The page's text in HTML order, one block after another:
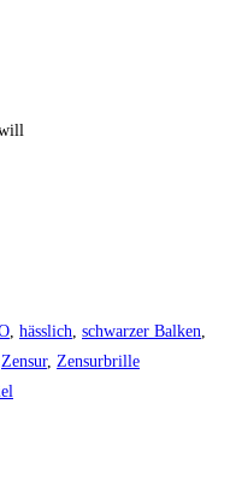
, hässlich, schwarzer Balken,
Zensur, Zensurbrille